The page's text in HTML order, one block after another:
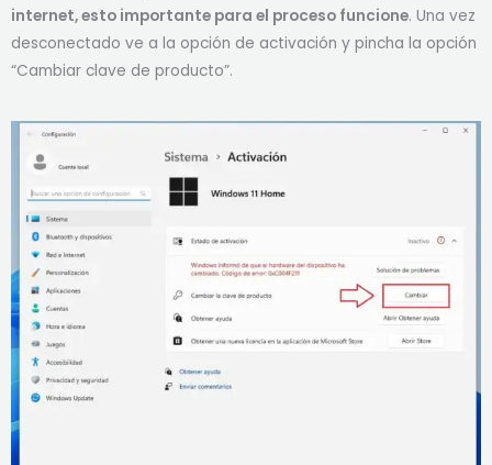
internet, esto importante para el proceso funcione. Una vez
desconectado ve a la opción de activación y pincha la opción
“Cambiar clave de producto”.